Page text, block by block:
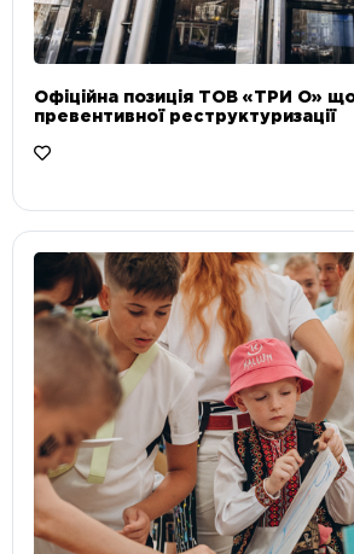
Офіційна позиція ТОВ «ТРИ О»
превентивної реструктуризації